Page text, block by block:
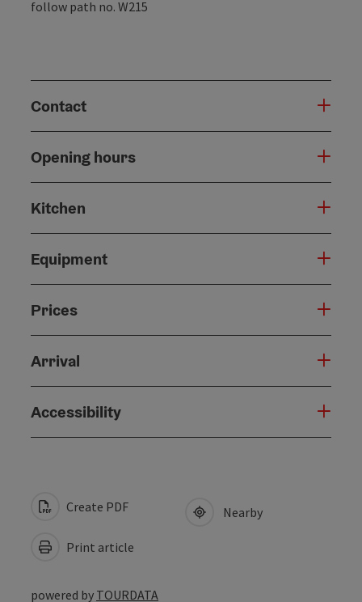
follow path no. W215
Contact
Opening hours
Kitchen
Equipment
Prices
Arrival
Accessibility
Create PDF
Print article
Nearby
powered by TOURDATA